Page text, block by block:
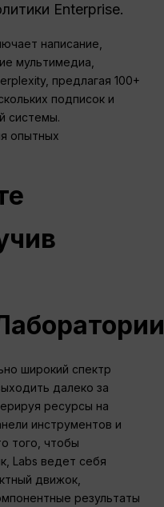
Enterprise.
написание,
мультимедиа,
предлагая 100+
подписок и
системы.
опытных
широкий спектр
далеко за
ресурсы на
инструментов и
того, чтобы
Labs ведет себя
движок,
результаты